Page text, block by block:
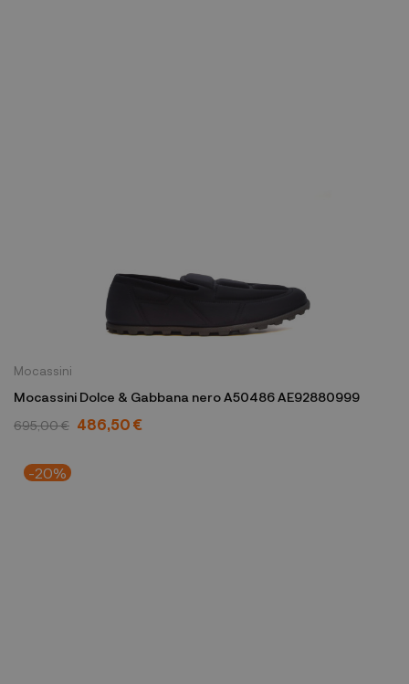
Mocassini
Mocassini Dolce & Gabbana nero A50486 AE92880999
695,00 € 486,50 €
-20%